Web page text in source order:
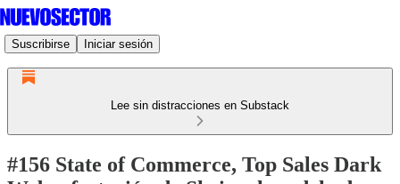
Suscribirse Iniciar sesión
Lee sin distracciones en Substack
#156 State of Commerce, Top Sales Dark